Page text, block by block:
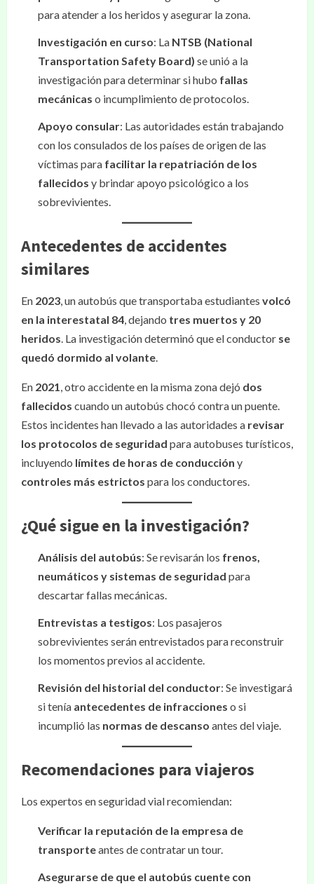
para atender a los heridos y asegurar la zona.
Investigación en curso: La NTSB (National
Transportation Safety Board) se unió a la
investigación para determinar si hubo fallas
mecánicas o incumplimiento de protocolos.
Apoyo consular: Las autoridades están trabajando
con los consulados de los países de origen de las
víctimas para facilitar la repatriación de los
fallecidos y brindar apoyo psicológico a los
sobrevivientes.
Antecedentes de accidentes
similares
En 2023 , un autobús que transportaba estudiantes volcó
en la interestatal 84 , dejando tres muertos y 20
heridos . La investigación determinó que el conductor se
quedó dormido al volante
En 2021 , otro accidente en la misma zona dejó dos
fallecidos cuando un autobús chocó contra un puente.
Estos incidentes han llevado a las autoridades a revisar
los protocolos de seguridad para autobuses turísticos,
incluyendo límites de horas de conducción y
controles más estrictos para los conductores.
¿Qué sigue en la investigación?
Análisis del autobús: Se revisarán los frenos,
neumáticos y sistemas de seguridad para
descartar fallas mecánicas.
Entrevistas a testigos: Los pasajeros
sobrevivientes serán entrevistados para reconstruir
los momentos previos al accidente.
Revisión del historial del conductor: Se investigará
si tenía antecedentes de infracciones o si
incumplió las normas de descanso antes del viaje.
Recomendaciones para viajeros
Los expertos en seguridad vial recomiendan:
Verificar la reputación de la empresa de
transporteantes de contratar un tour.
Asegurarse de que el autobús cuente con